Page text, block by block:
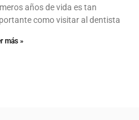
años de vida es tan
como visitar al dentista
más »